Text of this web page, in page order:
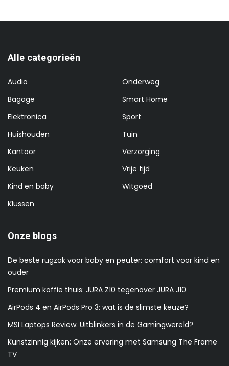
Alle categorieën
Audio
Bagage
Elektronica
Huishouden
Kantoor
Keuken
Kind en baby
Klussen
Onderweg
Smart Home
Sport
Tuin
Verzorging
Vrije tijd
Witgoed
Onze blogs
De beste rugzak voor baby en peuter: comfort voor kind en
ouder
Premium koffie thuis: JURA Z10 tegenover JURA J10
AirPods 4 en AirPods Pro 3: wat is de slimste keuze?
MSI Laptops Review: Uitblinkers in de Gamingwereld?
Kunstzinnig kijken: Onze ervaring met Samsung The Frame
TV